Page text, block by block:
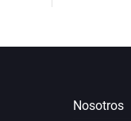
Nosotros